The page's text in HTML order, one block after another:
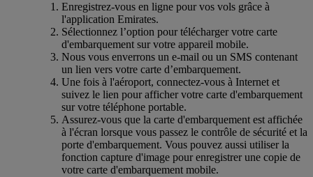
Enregistrez-vous en ligne pour vos vols grâce à
l'application Emirates.
Sélectionnez l’option pour télécharger votre carte
d'embarquement sur votre appareil mobile.
Nous vous enverrons un e-mail ou un SMS contenant
un lien vers votre carte d’embarquement.
Une fois à l'aéroport, connectez-vous à Internet et
suivez le lien pour afficher votre carte d'embarquement
sur votre téléphone portable.
Assurez-vous que la carte d'embarquement est affichée
à l'écran lorsque vous passez le contrôle de sécurité et la
porte d'embarquement. Vous pouvez aussi utiliser la
fonction capture d'image pour enregistrer une copie de
votre carte d'embarquement mobile.